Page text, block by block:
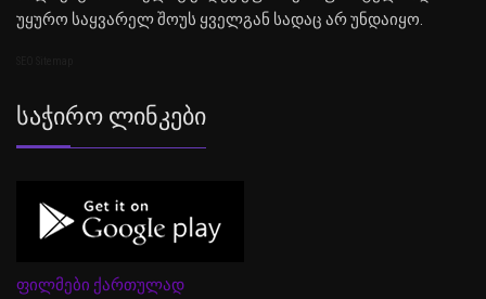
უყურო საყვარელ შოუს ყველგან სადაც არ უნდაიყო.
Საჭირო Ლინკები
ფილმები ქართულად